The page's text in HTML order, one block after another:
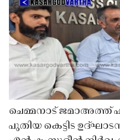
ചെമ്മനാട്
പുതിയ കെട്ടിട